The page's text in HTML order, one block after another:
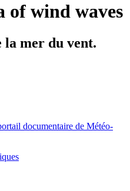
of wind waves
la mer du vent.
documentaire de Météo-